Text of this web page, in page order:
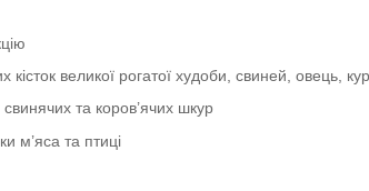
великої рогатої худоби, свиней, овець,
та коров’ячих шкур
м’яса та птиці